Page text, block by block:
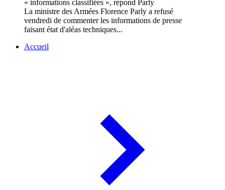
La ministre des Armées Florence Parly a refusé
vendredi de commenter les informations de presse
faisant état d'aléas techniques...
Accueil